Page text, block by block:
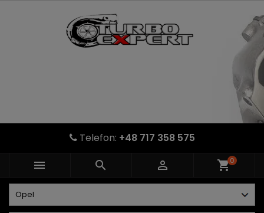
Telefon: +48 717 358 575
   shopping_cart0